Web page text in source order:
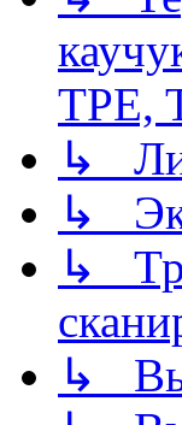
TPE,
↳
↳
↳
↳